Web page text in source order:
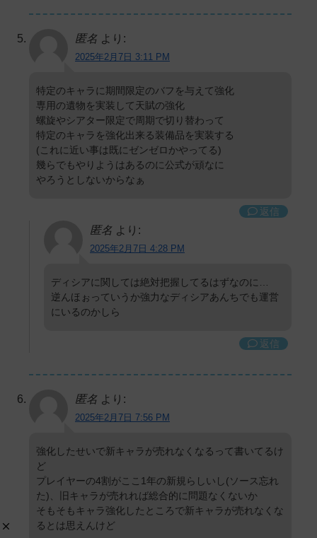
匿名 より:
2025年2月7日 3:11 PM
特定のキャラに期間限定のバフを与えて強化
専用の遺物を実装して天賦の強化
螺旋やシアター限定で周期で切り替わって
特定のキャラを強化出来る装備品を実装する
(これに近い事は既にゼンゼロかやってる)
幾らでもやりようはあるのに公式が頑なに
やろうとしないからなぁ
返信
匿名 より:
2025年2月7日 4:28 PM
ディシアに関しては絶対把握してるはずなのに…
逆んほぉっていうか強力なディシアあんちでも運営
にいるのかしら
返信
匿名 より:
2025年2月7日 7:56 PM
強化したせいで新キャラが売れなくなるって書いてるけ
ど
プレイヤーの4割がここ1年の新規らしいし(ソース忘れ
た)、旧キャラが売れれば総合的に問題なくないか
そもそもキャラ強化したところで新キャラが売れなくな
るとは思えんけど